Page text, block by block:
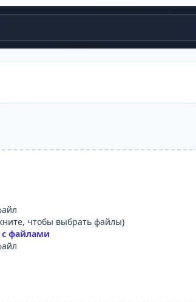
чтобы выбрать файлы)
с файлами